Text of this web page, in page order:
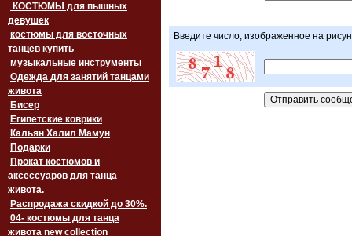
девушек
костюмы для восточных
танцев купить
музыкальные инструменты
Одежда для занятий танцами
живота
Бисер
Египетские коврики
Кальян Халил Мамун
Подарки
Прокат костюмов и
аксессуаров для танца
живота.
Распродажа скидкой до 30%.
04- костюмы для танца
живота new collection
Введите число, изображенное на